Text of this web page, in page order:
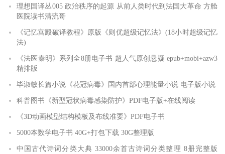
理想国译丛005 政治秩序的起源 从前人类时代到法国大革命 方舱
医院读书清流哥
《记忆宫殿破译教程》原版《则优超级记忆法》(18小时超级记忆
法)
《法医秦明》系列全8册电子书 超人气原创悬疑 epub+mobi+azw3
精排版
毕淑敏长篇小说《花冠病毒》国内首部心理能量小说 电子版小说
科普图书《新型冠状病毒感染防护》PDF电子版+在线阅读
《3D动画模型结构模板及布线准要》PDF电子书
5000本数学电子书 40G+打包下载 30G整理版
中国古代诗词分类大典 33000余首古诗词分类整理 8册完整版